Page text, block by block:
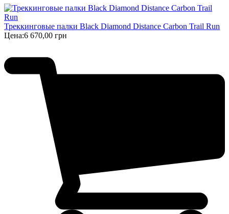
Треккинговые палки Black Diamond Distance Carbon Trail Run
Цена:6 670,00 грн